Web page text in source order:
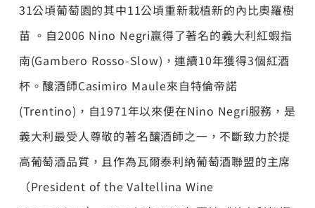
31公頃葡萄園的其中11公頃重新栽植新的內比奧羅樹
苗 。自2006 Nino Negri贏得了著名的義大利紅蝦指
南(Gambero Rosso-Slow)，連續10年獲得3個紅酒
杯。釀酒師Casimiro Maule來自特倫帝諾
(Trentino)，自1971年以來便在Nino Negri服務，是
義大利最受人尊敬的著名釀酒師之一，不斷致力於提
高葡萄酒品質，且作為瓦爾泰利納葡萄酒聯盟的主席
（President of the Valtellina Wine